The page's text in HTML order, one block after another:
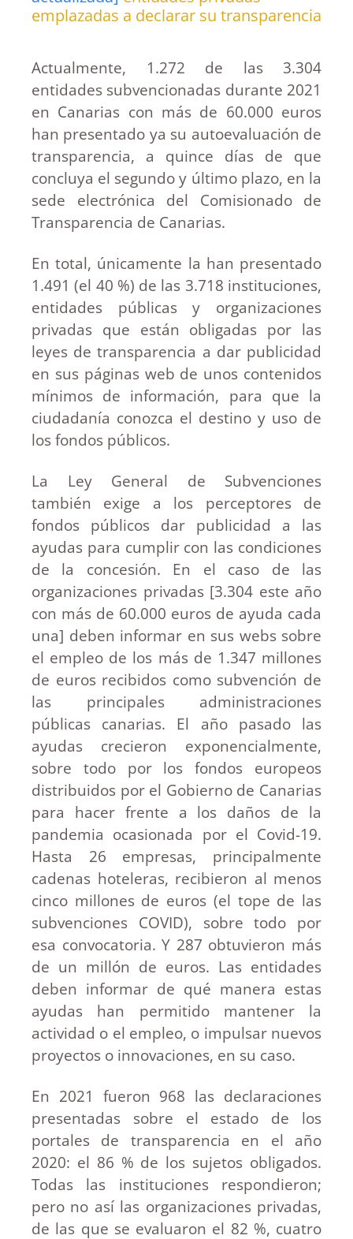
emplazadas a declarar su transparencia
Actualmente, 1.272 de las 3.304
entidades subvencionadas durante 2021
en Canarias con más de 60.000 euros
han presentado ya su autoevaluación de
transparencia, a quince días de que
concluya el segundo y último plazo, en la
sede electrónica del Comisionado de
Transparencia de Canarias.
En total, únicamente la han presentado
1.491 (el 40 %) de las 3.718 instituciones,
entidades públicas y organizaciones
privadas que están obligadas por las
leyes de transparencia a dar publicidad
en sus páginas web de unos contenidos
mínimos de información, para que la
ciudadanía conozca el destino y uso de
los fondos públicos.
La Ley General de Subvenciones
también exige a los perceptores de
fondos públicos dar publicidad a las
ayudas para cumplir con las condiciones
de la concesión. En el caso de las
organizaciones privadas [3.304 este año
con más de 60.000 euros de ayuda cada
una] deben informar en sus webs sobre
el empleo de los más de 1.347 millones
de euros recibidos como subvención de
las principales administraciones
públicas canarias. El año pasado las
ayudas crecieron exponencialmente,
sobre todo por los fondos europeos
distribuidos por el Gobierno de Canarias
para hacer frente a los daños de la
pandemia ocasionada por el Covid-19.
Hasta 26 empresas, principalmente
cadenas hoteleras, recibieron al menos
cinco millones de euros (el tope de las
subvenciones COVID), sobre todo por
esa convocatoria. Y 287 obtuvieron más
de un millón de euros. Las entidades
deben informar de qué manera estas
ayudas han permitido mantener la
actividad o el empleo, o impulsar nuevos
proyectos o innovaciones, en su caso.
En 2021 fueron 968 las declaraciones
presentadas sobre el estado de los
portales de transparencia en el año
2020: el 86 % de los sujetos obligados.
Todas las instituciones respondieron;
pero no así las organizaciones privadas,
de las que se evaluaron el 82 %, cuatro